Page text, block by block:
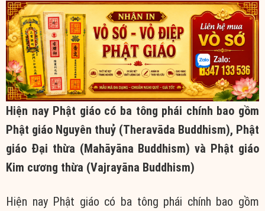
giáo Đại thừa (Mahāyāna Buddhism) và Phật giáo...
Hiện nay Phật giáo có ba tông phái chính bao gồm
Phật giáo Nguyên thuỷ (Theravāda Buddhism), Phật
giáo Đại thừa (Mahāyāna Buddhism) và Phật giáo
Kim cương thừa (Vajrayāna Buddhism)
Hiện nay Phật giáo có ba tông phái chính bao gồm